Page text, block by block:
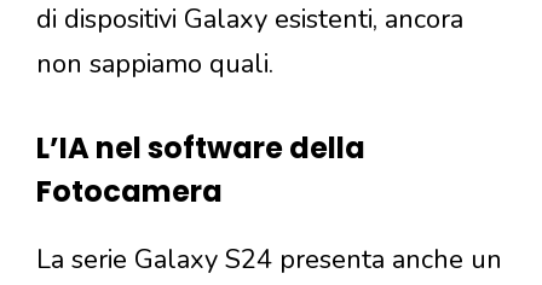
di dispositivi Galaxy esistenti, ancora
non sappiamo quali.
L’IA nel software della
Fotocamera
La serie Galaxy S24 presenta anche un